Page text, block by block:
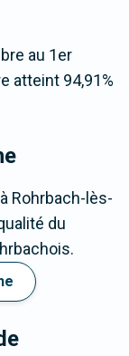
au 1er
atteint 94,91%
Rohrbach-lès-
du